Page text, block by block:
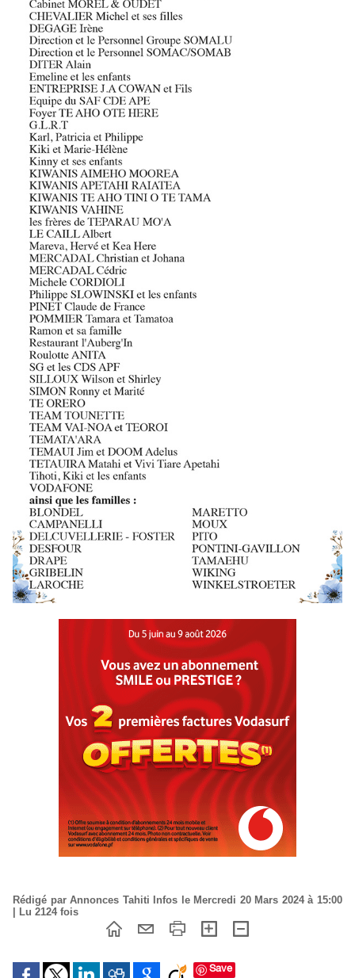
Rédigé par Annonces Tahiti Infos le Mercredi 20 Mars 2024 à 15:00
| Lu 2124 fois
Save